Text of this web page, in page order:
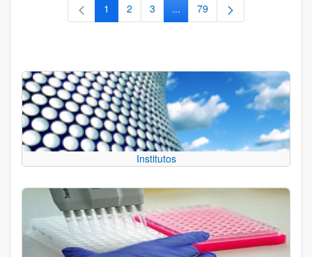
Página
1 Página
2 Página
3 ...Páginas intermedias Use TAB
Página
79
Institutos